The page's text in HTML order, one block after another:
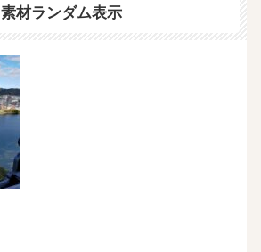
素材ランダム表示